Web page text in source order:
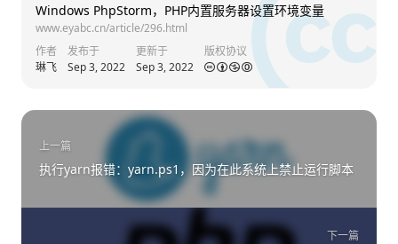
Windows PhpStorm，PHP内置服务器设置环境变量
www.eyabc.cn/article/296.html
作者
琳飞
发布于
Sep 3, 2022
更新于
Sep 3, 2022
版权协议
上一篇
执行yarn报错：yarn.ps1，因为在此系统上禁止运行脚本
下一篇